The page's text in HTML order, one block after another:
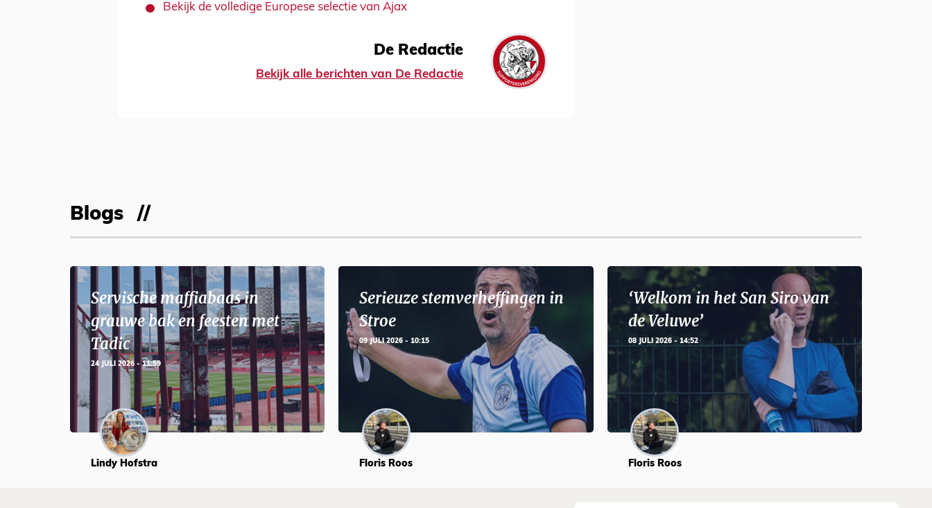
Bekijk de volledige Europese selectie van Ajax
De Redactie
Bekijk alle berichten van De Redactie
Blogs
Servische maffiabaas in
grauwe bak en feesten met
Tadic
24 JULI 2026 - 11:59
Lindy Hofstra
Serieuze stemverheffingen in
Stroe
09 JULI 2026 - 10:15
Floris Roos
‘Welkom in het San Siro van
de Veluwe’
08 JULI 2026 - 14:52
Floris Roos